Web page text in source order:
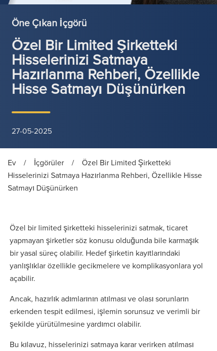
Öne Çıkan İçgörü
Özel Bir Limited Şirketteki
Hisselerinizi Satmaya
Hazırlanma Rehberi, Özellikle
Hisse Satmayı Düşünürken
27-05-2025
Ev / İçgörüler /
Özel Bir Limited Şirketteki
Hisselerinizi Satmaya Hazırlanma Rehberi, Özellikle Hisse
Satmayı Düşünürken
Özel bir limited şirketteki hisselerinizi satmak, ticaret
yapmayan şirketler söz konusu olduğunda bile karmaşık
bir yasal süreç olabilir. Hedef şirketin kayıtlarındaki
yanlışlıklar özellikle gecikmelere ve komplikasyonlara yol
açabilir.
Ancak, hazırlık adımlarının atılması ve olası sorunların
erkenden tespit edilmesi, işlemin sorunsuz ve verimli bir
şekilde yürütülmesine yardımcı olabilir.
Bu kılavuz, hisselerinizi satmaya karar verirken atılması